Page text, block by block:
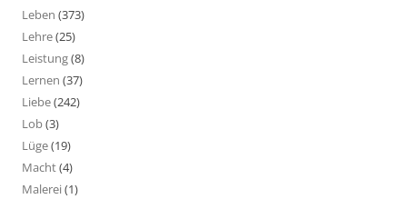
Leben (373)
Lehre(25)
Leistung(8)
Lernen (37)
Liebe(242)
Lob(3)
Lüge(19)
Macht(4)
Malerei(1)